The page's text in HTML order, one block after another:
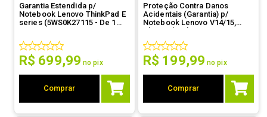
Garantia Estendida p/
Notebook Lenovo ThinkPad E
series (5WS0K27115 - De 1
Site)
R$ 699,99 no pix
Comprar
Proteção Contra Danos
Acidentais (Garantia) p/
Notebook Lenovo V14/15,
Chromebook 100e/300e
(5PS0Q81868 - 3 anos ADP)
R$ 199,99 no pix
Comprar